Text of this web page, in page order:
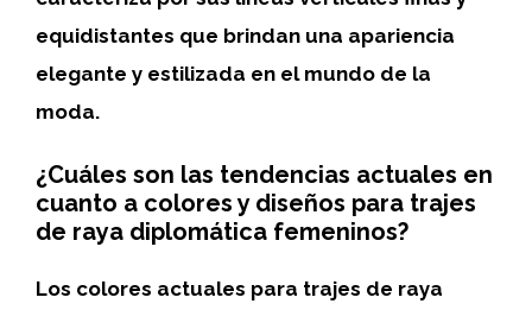
equidistantes que brindan una apariencia
elegante y estilizada en el mundo de la
moda.
¿Cuáles son las tendencias actuales en
cuanto a colores y diseños para trajes
de raya diplomática femeninos?
Los colores actuales para trajes de raya